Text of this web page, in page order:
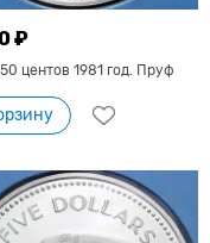
₽
центов 1981 год. Пруф